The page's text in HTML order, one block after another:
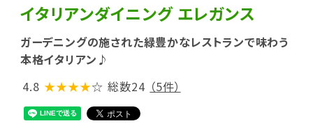
イタリアンダイニング エレガンス
ガーデニングの施された緑豊かなレストランで味わう
本格イタリアン♪
4.8 ★★★★☆ 総数24 （5件）